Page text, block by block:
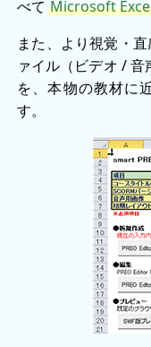
べて Microsoft
また、より視覚・
ァイル（ビデオ /
を、本物の教材に
す。